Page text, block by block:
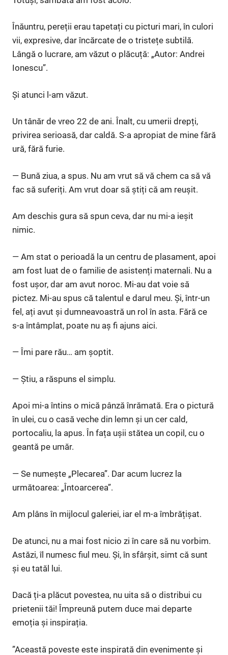
Înăuntru, pereții erau tapetați cu picturi mari, în culori
vii, expresive, dar încărcate de o tristețe subtilă.
Lângă o lucrare, am văzut o plăcuță: „Autor: Andrei
Ionescu”.
Și atunci l-am văzut.
Un tânăr de vreo 22 de ani. Înalt, cu umerii drepți,
privirea serioasă, dar caldă. S-a apropiat de mine fără
ură, fără furie.
— Bună ziua, a spus. Nu am vrut să vă chem ca să vă
fac să suferiți. Am vrut doar să știți că am reușit.
Am deschis gura să spun ceva, dar nu mi-a ieșit
nimic.
— Am stat o perioadă la un centru de plasament, apoi
am fost luat de o familie de asistenți maternali. Nu a
fost ușor, dar am avut noroc. Mi-au dat voie să
pictez. Mi-au spus că talentul e darul meu. Și, într-un
fel, ați avut și dumneavoastră un rol în asta. Fără ce
s-a întâmplat, poate nu aș fi ajuns aici.
— Îmi pare rău… am șoptit.
— Știu, a răspuns el simplu.
Apoi mi-a întins o mică pânză înrămată. Era o pictură
în ulei, cu o casă veche din lemn și un cer cald,
portocaliu, la apus. În fața ușii stătea un copil, cu o
geantă pe umăr.
— Se numește „Plecarea”. Dar acum lucrez la
următoarea: „Întoarcerea”.
Am plâns în mijlocul galeriei, iar el m-a îmbrățișat.
De atunci, nu a mai fost nicio zi în care să nu vorbim.
Astăzi, îl numesc fiul meu. Și, în sfârșit, simt că sunt
și eu tatăl lui.
Dacă ți-a plăcut povestea, nu uita să o distribui cu
prietenii tăi! Împreună putem duce mai departe
emoția și inspirația.
”Această poveste este inspirată din evenimente și